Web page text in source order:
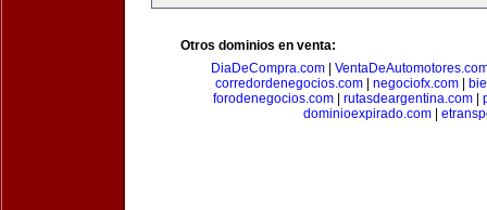
Otros dominios en venta:
DiaDeCompra.com|
corredordenegocios.com
negociofx.com
forodenegocios.com| rutasdeargentina.com|
dominioexpirado.com|